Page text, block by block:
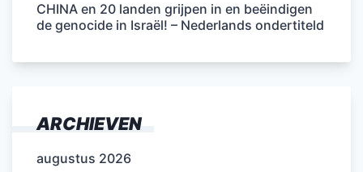
CHINA en 20 landen grijpen in en beëindigen
de genocide in Israël! – Nederlands ondertiteld
ARCHIEVEN
augustus 2026